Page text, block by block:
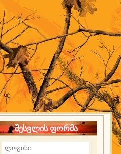
შესვლის ფორმა